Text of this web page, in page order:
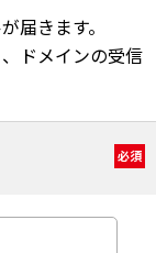
届きます。
ドメインの受信
必須